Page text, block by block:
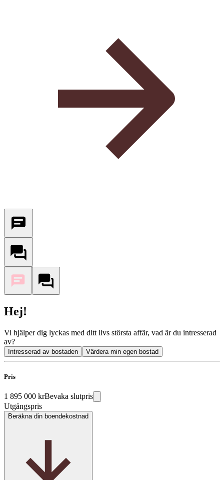
Hej!
Vi hjälper dig lyckas med ditt livs största affär, vad är du intresserad
av?
Intresserad av bostaden Värdera min egen bostad
Pris
1 895 000 krBevaka slutpris
Utgångspris
Beräkna din boendekostnad